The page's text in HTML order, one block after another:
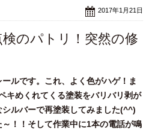
2017年1月21日
のパトリ！突然の修
ルです。これ、よく色がハゲ！ま
キめくれてくる塗装をバリバリ剥が
シルバーで再塗装してみました(^^)
！！そして作業中に1本の電話が鳴